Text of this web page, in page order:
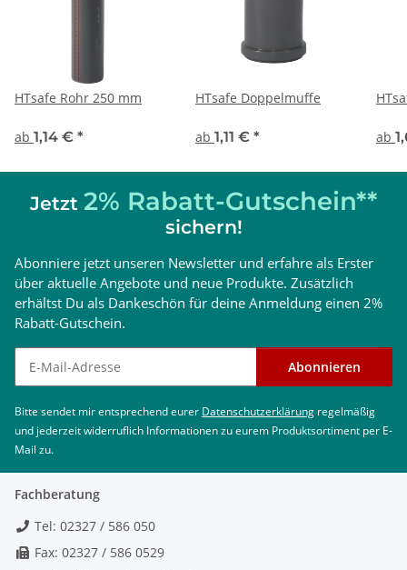
HTsafe Rohr 250 mm
ab 1,14 € *
HTsafe Doppelmuffe
ab 1,11 € * ab
Jetzt 2% Rabatt-Gutschein**
sichern!
Abonniere jetzt unseren Newsletter und erfahre als Erster
über aktuelle Angebote und neue Produkte. Zusätzlich
erhältst Du als Dankeschön für deine Anmeldung einen 2%
Rabatt-Gutschein.
Newsletter abonnieren Abonnieren
Bitte sendet mir entsprechend eurer Datenschutzerklärung regelmäßig
und jederzeit widerruflich Informationen zu eurem Produktsortiment per E-
Mail zu.
Fachberatung
Tel: 02327 / 586 050
Fax: 02327 / 586 0529